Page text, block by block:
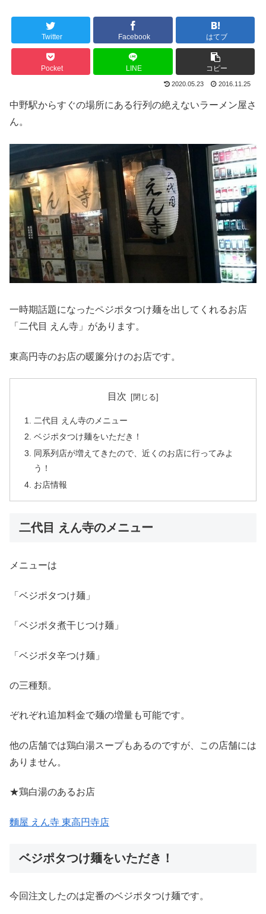
Twitter Facebook はてブ
Pocket LINE コピー
2020.05.23 2016.11.25
中野駅からすぐの場所にある行列の絶えないラーメン屋さ
ん。
一時期話題になったペジポタつけ麺を出してくれるお店
「二代目 えん寺」があります。
東高円寺のお店の暖簾分けのお店です。
目次
二代目 えん寺のメニュー
ベジポタつけ麺をいただき！
同系列店が増えてきたので、近くのお店に行ってみよ
う！
お店情報
二代目 えん寺のメニュー
メニューは
「ベジポタつけ麺」
「ベジポタ煮干じつけ麺」
「ベジポタ辛つけ麺」
の三種類。
ぞれぞれ追加料金で麺の増量も可能です。
他の店舗では鶏白湯スープもあるのですが、この店舗には
ありません。
★鶏白湯のあるお店
麵屋 えん寺 東高円寺店
ベジポタつけ麺をいただき！
今回注文したのは定番のベジポタつけ麺です。